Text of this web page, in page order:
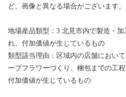
ど、画像と異なる場合がございます。
地場産品類型：3 北見市内で製造・
れ、付加価値が生じているもの
類型該当理由：区域内の店舗におい
ープフラワーづくり、梱包までの工
付加価値が生じているもの